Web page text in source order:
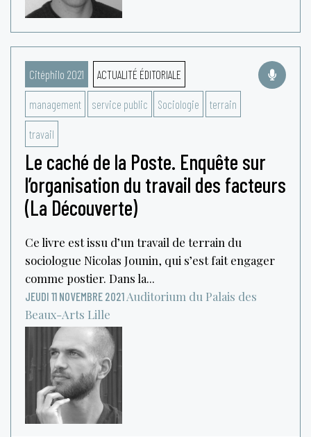
Citéphilo 2021 ACTUALITÉ ÉDITORIALE
management service public Sociologie terrain
travail
Le caché de la Poste. Enquête sur
l’organisation du travail des facteurs
(La Découverte)
Ce livre est issu d’un travail de terrain du
sociologue Nicolas Jounin, qui s’est fait engager
comme postier. Dans la...
JEUDI 11 NOVEMBRE 2021 Auditorium du Palais des
Beaux-Arts Lille